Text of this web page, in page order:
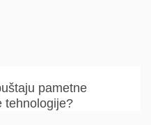
pametne
tehnologije?